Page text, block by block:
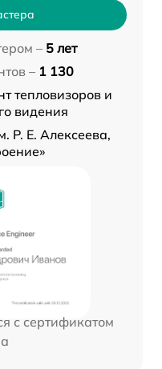
– 5 лет
– 1 130
тепловизоров и
видения
Р. Е. Алексеева,
с сертификатом